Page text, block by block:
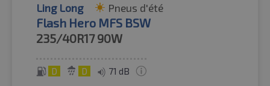
Ling Long Pneus d'été
Flash Hero MFS BSW
235/40R17 90W
D D 71 dB